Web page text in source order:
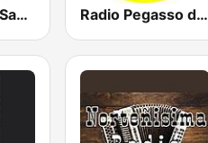
Viejitas pero Sabrosas Radio Radio Pegasso de Monclova